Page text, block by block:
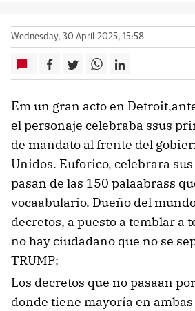
Wednesday, 30 April 2025, 15:58
Em un gran acto en
el personaje celebraba ssus
de mandato al frente del
Unidos. Euforico, celebrara
pasan de las 150 palaabrass
vocaabulario. Dueño del
decretos, a puesto a temblar a
no hay ciudadano que no se
TRUMP:
Los decretos que no pasaan
donde tiene mayoría en